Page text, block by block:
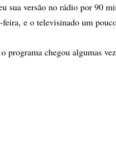
sua versão no rádio por 90
feira, e o televisinado um
programa chegou algumas